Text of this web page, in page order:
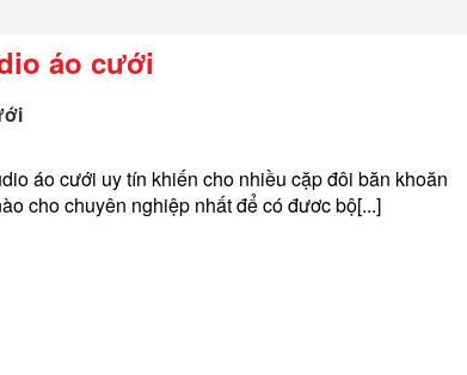
áo cưới
áo cưới uy tín khiến cho nhiều cặp đôi băn khoăn
cho chuyên nghiệp nhất để có đươc bộ[...]